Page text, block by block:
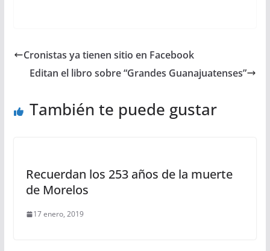
Cronistas ya tienen sitio en Facebook
Editan el libro sobre “Grandes Guanajuatenses”
También te puede gustar
Recuerdan los 253 años de la muerte
de Morelos
17 enero, 2019